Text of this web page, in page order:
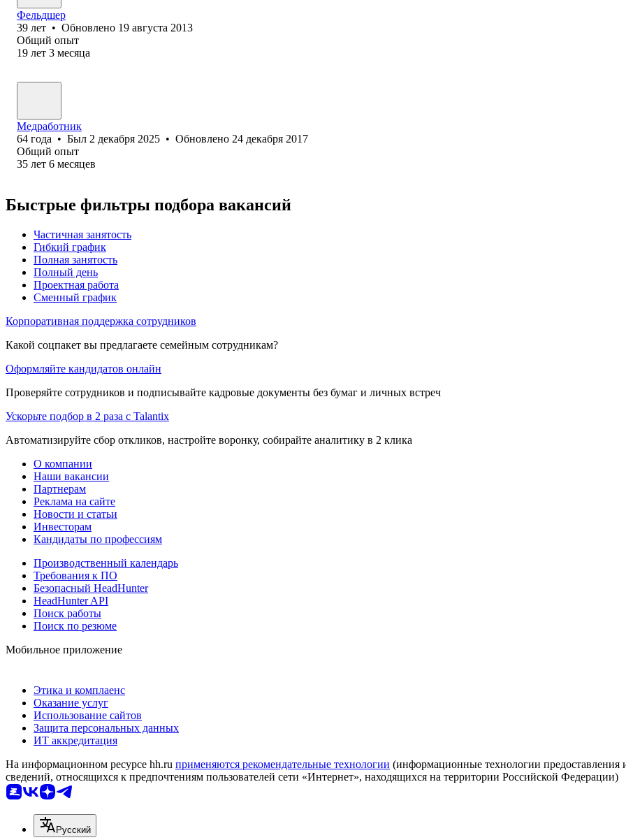
Фельдшер
39 лет • Обновлено 19 августа 2013
Общий опыт
19 лет 3 месяца
Медработник
64 года • Был 2 декабря 2025 • Обновлено 24 декабря 2017
Общий опыт
35 лет 6 месяцев
Быстрые фильтры подбора вакансий
Частичная занятость
Гибкий график
Полная занятость
Полный день
Проектная работа
Сменный график
Корпоративная поддержка сотрудников
Какой соцпакет вы предлагаете семейным сотрудникам?
Оформляйте кандидатов онлайн
Проверяйте сотрудников и подписывайте кадровые документы без бумаг и личных встреч
Ускорьте подбор в 2 раза с Talantix
Автоматизируйте сбор откликов, настройте воронку, собирайте аналитику в 2 клика
О компании
Наши вакансии
Партнерам
Реклама на сайте
Новости и статьи
Инвесторам
Кандидаты по профессиям
Производственный календарь
Требования к ПО
Безопасный HeadHunter
HeadHunter API
Поиск работы
Поиск по резюме
Мобильное приложение
Этика и комплаенс
Оказание услуг
Использование сайтов
Защита персональных данных
ИТ аккредитация
На информационном ресурсе hh.ru применяются рекомендательные технологии (информационные технологии предоставления
сведений, относящихся к предпочтениям пользователей сети «Интернет», находящихся на территории Российской Федерации)
Русский